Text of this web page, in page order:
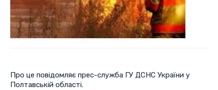
Про це повідомляє прес-служба ГУ ДСНС України у
Полтавській області.